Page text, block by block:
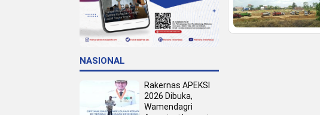
NASIONAL
Rakernas APEKSI
2026 Dibuka,
Wamendagri